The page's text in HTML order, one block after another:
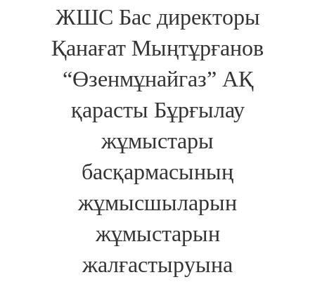
ЖШС Бас директоры
Қанағат Мыңтұрғанов
“Өзенмұнайгаз” АҚ
қарасты Бұрғылау
жұмыстары
басқармасының
жұмысшыларын
жұмыстарын
жалғастыруына